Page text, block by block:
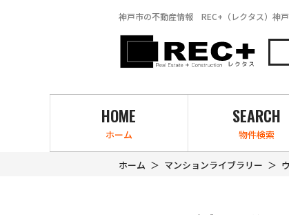
神戸市の不動産情報 REC+（レクタス）神戸
HOME
ホーム
SEARCH
物件検索
ホーム マンションライブラリー